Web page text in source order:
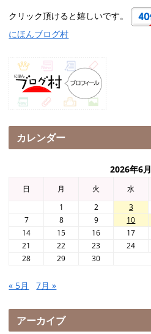
クリック頂けると嬉しいです。
にほんブログ村
カレンダー
2026年6月
日 月 火 水
1
2 3
7
8 9 10
14
15 16 17
21
22 23 24
28
29 30
« 5月 7月 »
アーカイブ